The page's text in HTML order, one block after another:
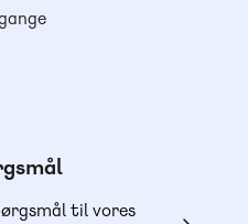
til vores